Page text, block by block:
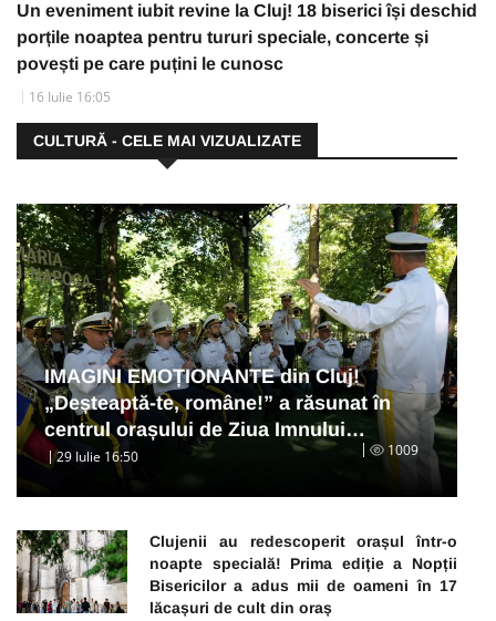
Un eveniment iubit revine la Cluj! 18 biserici își deschid
porțile noaptea pentru tururi speciale, concerte și
povești pe care puțini le cunosc
16 Iulie 16:05
CULTURĂ - CELE MAI VIZUALIZATE
IMAGINI EMOȚIONANTE din Cluj!
„Deșteaptă-te, române!” a răsunat în
centrul orașului de Ziua Imnului…
29 Iulie 16:50 1009
Clujenii au redescoperit orașul într-o
noapte specială! Prima ediție a Nopții
Bisericilor a adus mii de oameni în 17
lăcașuri de cult din oraș